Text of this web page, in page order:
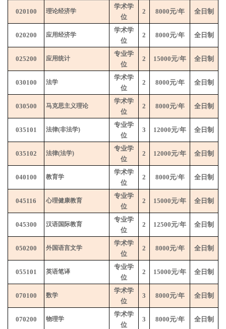
020100 理论经济学
学术学
位
2 8000元/年 全日制
020200 应用经济学
学术学
位
2 8000元/年 全日制
025200 应用统计
专业学
位
2 15000元/年 全日制
030100 法学
学术学
位
2 8000元/年 全日制
030500 马克思主义理论
学术学
位
2 8000元/年 全日制
035101 法律(非法学)
专业学
位
3 12000元/年 全日制
035102 法律(法学)
专业学
位
2 12000元/年 全日制
040100 教育学
学术学
位
2 8000元/年 全日制
045116 心理健康教育
专业学
位
2 15000元/年 全日制
045300 汉语国际教育
专业学
位
2 12500元/年 全日制
050200 外国语言文学
学术学
位
2 8000元/年 全日制
055101 英语笔译
专业学
位
2 15000元/年 全日制
070100 数学
学术学
位
3 8000元/年 全日制
070200 物理学
学术学
位
3 8000元/年 全日制